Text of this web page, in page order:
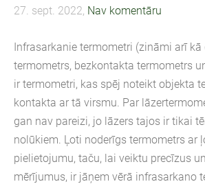
27. sept. 2022, Nav komentāru
Infrasarkanie termometri (zināmi arī kā
termometrs, bezkontakta termometrs
ir termometri, kas spēj noteikt objekta
kontakta ar tā virsmu. Par
gan nav pareizi, jo lāzers tajos ir tikai
nolūkiem. Ļoti noderīgs termometrs ar
pielietojumu, taču, lai veiktu precīzus
mērījumus, ir jāņem vērā infrasarkano